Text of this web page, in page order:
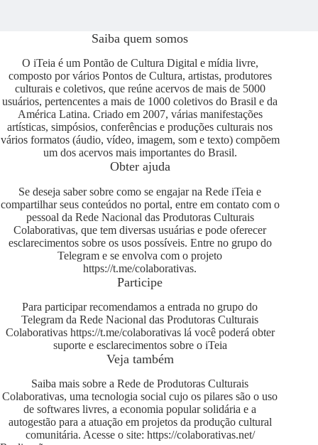
Saiba quem somos
O iTeia é um Pontão de Cultura Digital e mídia livre,
composto por vários Pontos de Cultura, artistas, produtores
culturais e coletivos, que reúne acervos de mais de 5000
usuários, pertencentes a mais de 1000 coletivos do Brasil e da
América Latina. Criado em 2007, várias manifestações
artísticas, simpósios, conferências e produções culturais nos
vários formatos (áudio, vídeo, imagem, som e texto) compõem
um dos acervos mais importantes do Brasil.
Obter ajuda
Se deseja saber sobre como se engajar na Rede iTeia e
compartilhar seus conteúdos no portal, entre em contato com o
pessoal da Rede Nacional das Produtoras Culturais
Colaborativas, que tem diversas usuárias e pode oferecer
esclarecimentos sobre os usos possíveis. Entre no grupo do
Telegram e se envolva com o projeto
https://t.me/colaborativas.
Participe
Para participar recomendamos a entrada no grupo do
Telegram da Rede Nacional das Produtoras Culturais
Colaborativas https://t.me/colaborativaslá você poderá obter
suporte e esclarecimentos sobre o iTeia
Veja também
Saiba mais sobre a Rede de Produtoras Culturais
Colaborativas, uma tecnologia social cujo os pilares são o uso
de softwares livres, a economia popular solidária e a
autogestão para a atuação em projetos da produção cultural
comunitária. Acesse o site: https://colaborativas.net/